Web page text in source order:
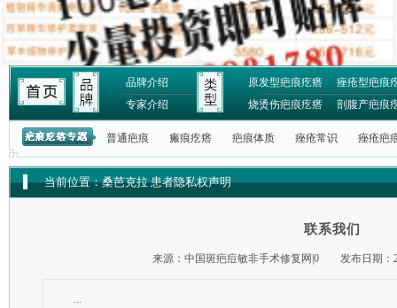
品牌介绍
专家介绍
原发型疤痕疙瘩
痤疮型疤痕
烧烫伤疤痕疙瘩
剖腹产疤痕
普通疤痕 瘢痕疙瘩 疤痕体质 痤疮常识 痤疮疤
当前位置：桑芭克拉 患者隐私权声明
联系我们
来源：中国斑疤痘敏非手术修复网|0 发布日期
...